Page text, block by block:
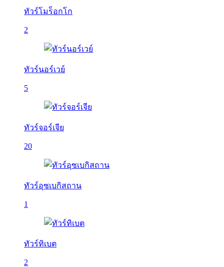
ทัวร์โมร็อกโก
2
ทัวร์นอร์เวย์
5
ทัวร์จอร์เจีย
20
ทัวร์อุซเบกิสถาน
1
ทัวร์ทิเบต
2